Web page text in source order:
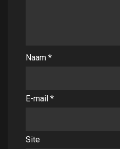
Naam *
E-mail *
Site